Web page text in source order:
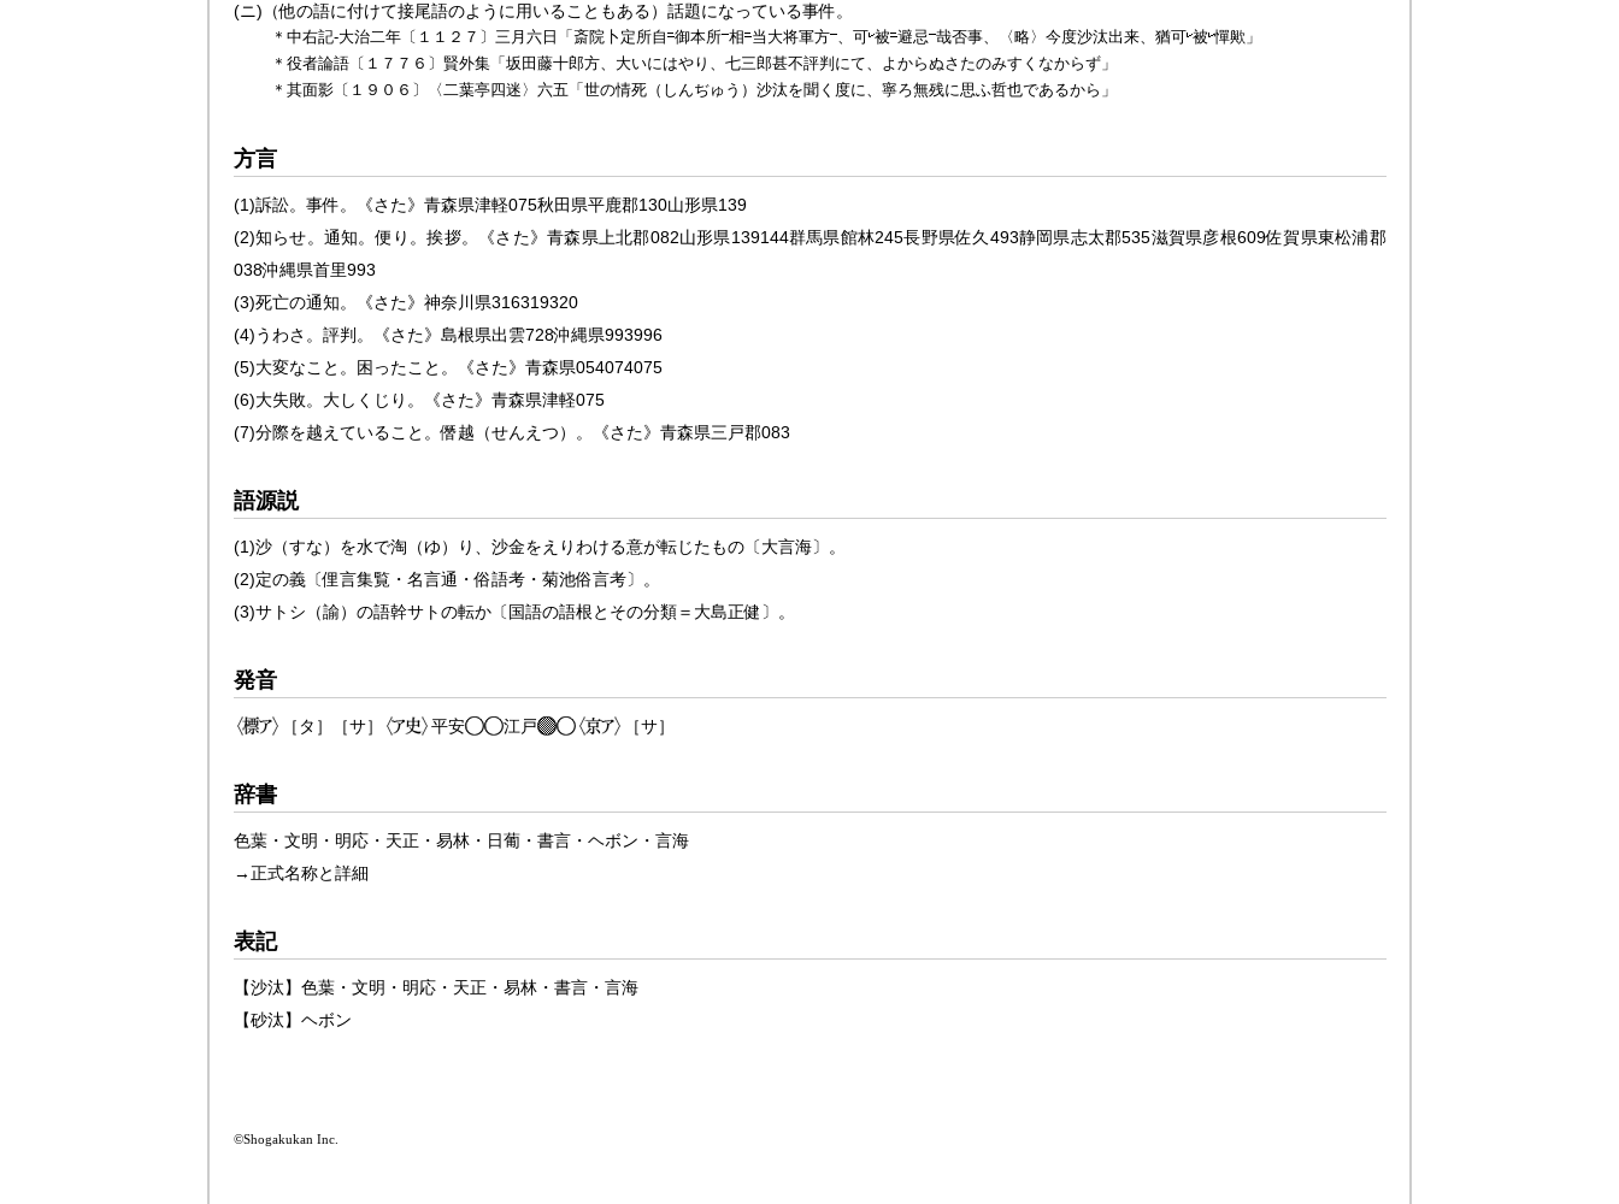
(ニ) （他の語に付けて接尾語のように用いることもある）話題になっている事件。
＊中右記‐大治二年〔１１２７〕三月六日「斎院卜定所自 御本所 相 当大将軍方 、可 被 避忌 哉否事、〈略〉今度沙汰出来、猶可 被 憚歟」
＊役者論語〔１７７６〕賢外集「坂田藤十郎方、大いにはやり、七三郎甚不評判にて、よからぬさたのみすくなからず」
＊其面影〔１９０６〕〈二葉亭四迷〉六五「世の情死（しんぢゅう） 沙汰を聞く度に、寧ろ無残に思ふ哲也であるから」
方言
(1)訴訟。事件。 《さた》 青森県津軽075秋田県平鹿郡130山形県139
(2)知らせ。通知。便り。挨拶。 《さた》 青森県上北郡082山形県139144群馬県館林245長野県佐久 493静岡県志太郡535滋賀県彦根609佐賀県東松浦郡
038沖縄県首里993
(3)死亡の通知。 《さた》 神奈川県316319320
(4)うわさ。評判。 《さた》 島根県出雲728沖縄県993996
(5)大変なこと。困ったこと。 《さた》 青森県054074075
(6)大失敗。大しくじり。 《さた》 青森県津軽075
(7)分際を越えていること。僭越（せんえつ）。 《さた》 青森県三戸郡083
語源説
(1)沙（すな）を水で淘（ゆ）り、沙金をえりわける意が転じたもの〔大言海〕。
(2)定の義〔俚言集覧・名言通・俗語考・菊池俗言考〕。
(3)サトシ（諭）の語幹サトの転か〔国語の語根とその分類＝大島正健〕。
発音
［タ］［サ］ 平安 江戸 ［サ］
辞書
色葉・文明・明応・天正・易林・日葡・書言・ヘボン・言海
→正式名称と詳細
表記
【沙汰】 色葉・ 文明 ・ 明応・ 天正 ・ 易林・ 書言・ 言海
【砂汰】 ヘボン
©Shogakukan Inc.